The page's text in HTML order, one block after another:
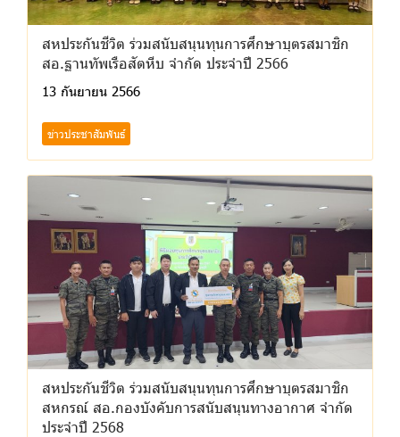
สหประกันชีวิต ร่วมสนับสนุนทุนการศึกษาบุตรสมาชิก
สอ.ฐานทัพเรือสัตหีบ จำกัด ประจำปี 2566
13 กันยายน 2566
ข่าวประชาสัมพันธ์
สหประกันชีวิต ร่วมสนับสนุนทุนการศึกษาบุตรสมาชิก
สหกรณ์ สอ.กองบังคับการสนับสนุนทางอากาศ จำกัด
ประจำปี 2568